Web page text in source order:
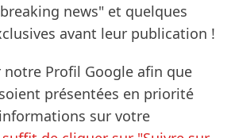
news" et quelques
avant leur publication !
notre Profil Google afin que
présentées en priorité
sur votre